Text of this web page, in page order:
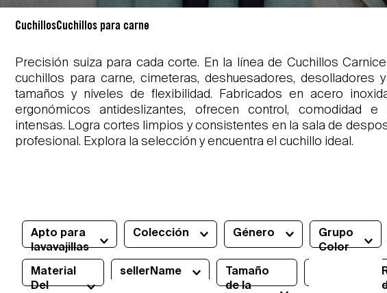
CuchillosCuchillos para carne
Precisión suiza para cada corte. En la línea de Cuchillos
cuchillos para carne, cimeteras, deshuesadores, desolladores
tamaños y niveles de flexibilidad. Fabricados en acero
ergonómicos antideslizantes, ofrecen control, comodidad e
intensas. Logra cortes limpios y consistentes en la sala de
profesional. Explora la selección y encuentra el cuchillo ideal.
Apto para
lavavajillas
Si (8)
Colección
Swiss Modern
Género
Grupo
Color
Material
Del
sellerName
Tamaño
de la